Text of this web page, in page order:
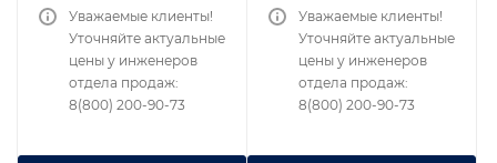
Уважаемые клиенты!
Уточняйте актуальные
цены у инженеров
отдела продаж:
8(800) 200-90-73
Уважаемые клиенты!
Уточняйте актуальные
цены у инженеров
отдела продаж:
8(800) 200-90-73